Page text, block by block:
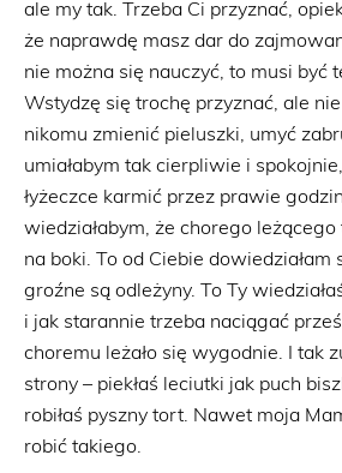
ale my tak. Trzeba Ci przyznać,
że naprawdę masz dar do
nie można się nauczyć, to musi być
Wstydzę się trochę przyznać, ale
nikomu zmienić pieluszki, umyć
umiałabym tak cierpliwie i
łyżeczce karmić przez prawie
wiedziałabym, że chorego leżącego
na boki. To od Ciebie dowiedziałam
groźne są odleżyny. To Ty
i jak starannie trzeba naciągać
choremu leżało się wygodnie. I tak
strony – piekłaś leciutki jak puch
robiłaś pyszny tort. Nawet moja
robić takiego.